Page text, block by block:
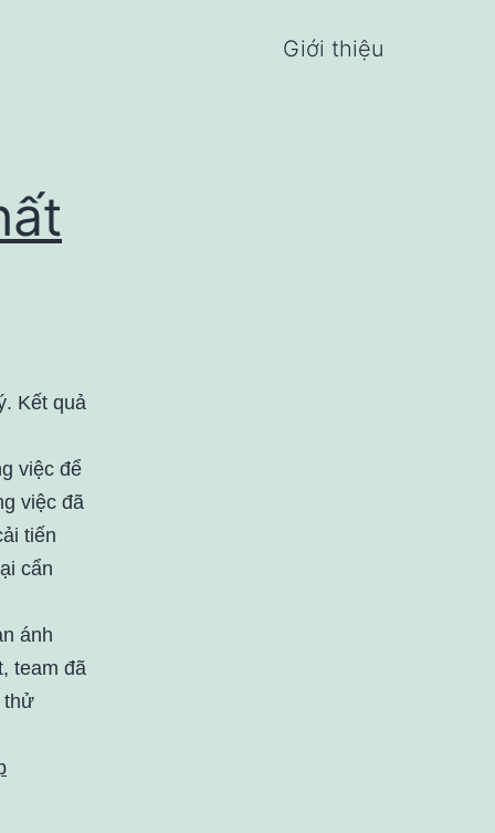
Giới thiệu
Kết quả
việc để
việc đã
tiến
cẩn
ánh
team đã
thử